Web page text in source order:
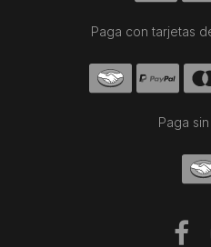
Paga con tarjetas
Paga